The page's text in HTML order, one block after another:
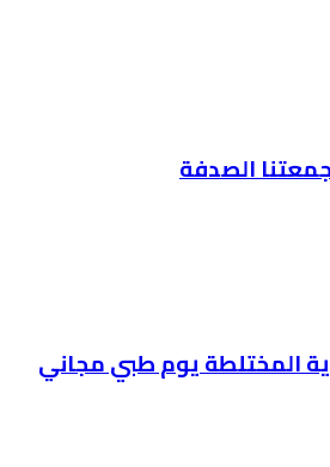
المختلطة يوم طبي مجاني